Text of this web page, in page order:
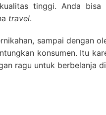
tinggi. Anda bisa
travel.
sampai dengan
konsumen. Itu
ragu untuk berbelanja